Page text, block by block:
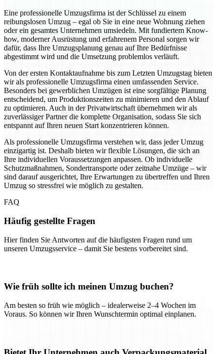
Eine professionelle Umzugsfirma ist der Schlüssel zu einem
reibungslosen Umzug – egal ob Sie in eine neue Wohnung ziehen
oder ein gesamtes Unternehmen umsiedeln. Mit fundiertem Know-
how, moderner Ausrüstung und erfahrenem Personal sorgen wir
dafür, dass Ihre Umzugsplanung genau auf Ihre Bedürfnisse
abgestimmt wird und die Umsetzung problemlos verläuft.
Von der ersten Kontaktaufnahme bis zum Letzten Umzugstag bieten
wir als professionelle Umzugsfirma einen umfassenden Service.
Besonders bei gewerblichen Umzügen ist eine sorgfältige Planung
entscheidend, um Produktionszeiten zu minimieren und den Ablauf
zu optimieren. Auch in der Privatwirtschaft übernehmen wir als
zuverlässiger Partner die komplette Organisation, sodass Sie sich
entspannt auf Ihren neuen Start konzentrieren können.
Als professionelle Umzugsfirma verstehen wir, dass jeder Umzug
einzigartig ist. Deshalb bieten wir flexible Lösungen, die sich an
Ihre individuellen Voraussetzungen anpassen. Ob individuelle
Schutzmaßnahmen, Sondertransporte oder zeitnahe Umzüge – wir
sind darauf ausgerichtet, Ihre Erwartungen zu übertreffen und Ihren
Umzug so stressfrei wie möglich zu gestalten.
FAQ
Häufig gestellte Fragen
Hier finden Sie Antworten auf die häufigsten Fragen rund um
unseren Umzugsservice – damit Sie bestens vorbereitet sind.
Wie früh sollte ich meinen Umzug buchen?
Am besten so früh wie möglich – idealerweise 2–4 Wochen im
Voraus. So können wir Ihren Wunschtermin optimal einplanen.